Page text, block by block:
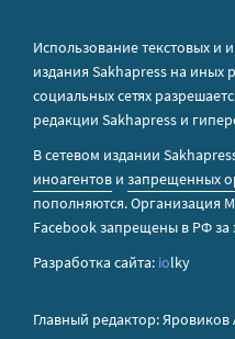
Использование текстовых и
издания Sakhapress на иных
социальных сетях
редакции Sakhapress и
В сетевом издании
иноагентов и запрещенных
пополняются. Организация
Facebook запрещены в РФ за
Разработка сайта: iolky
Главный редактор: Яровиков